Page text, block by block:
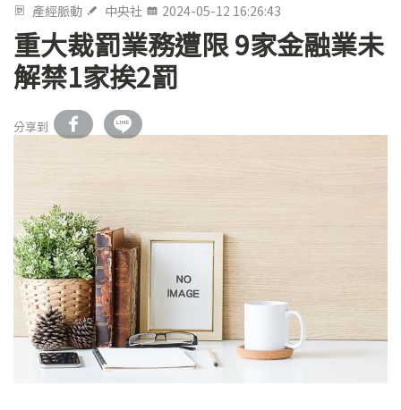
產經脈動 中央社 2024-05-12 16:26:43
重大裁罰業務遭限 9家金融業未
解禁1家挨2罰
分享到